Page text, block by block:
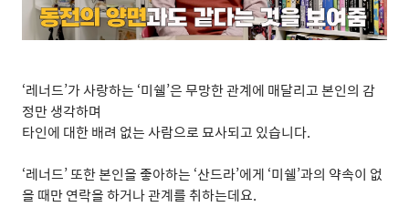
‘레너드’가 사랑하는 ‘미쉘’은 무망한 관계에 매달리고 본인의 감
정만 생각하며
타인에 대한 배려 없는 사람으로 묘사되고 있습니다.
‘레너드’또한 본인을 좋아하는 ‘산드라’에게 ‘미쉘’과의 약속이 없
을 때만 연락을 하거나 관계를 취하는데요.